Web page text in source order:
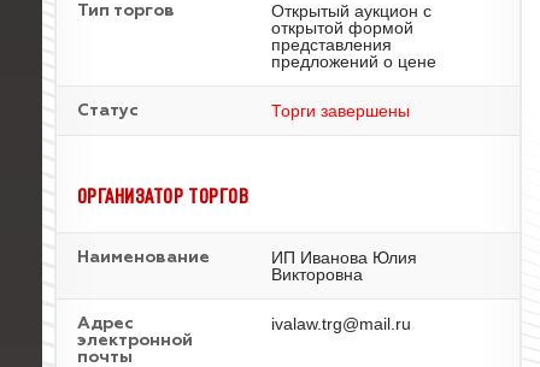
Тип торгов
Открытый аукцион с
открытой формой
представления
предложений о цене
Статус Торги завершены
ОРГАНИЗАТОР ТОРГОВ
Наименование
ИП Иванова Юлия
Викторовна
Адрес
электронной
почты
ivalaw.trg@mail.ru